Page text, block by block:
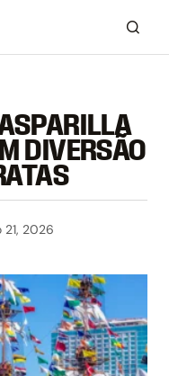
DIVERSÃO
2026